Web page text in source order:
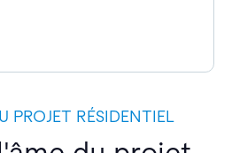
PROJET RÉSIDENTIEL